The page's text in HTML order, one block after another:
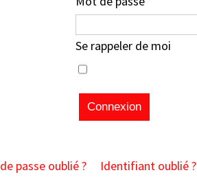
Se rappeler de moi
Connexion
passe oublié ? Identifiant oublié ?